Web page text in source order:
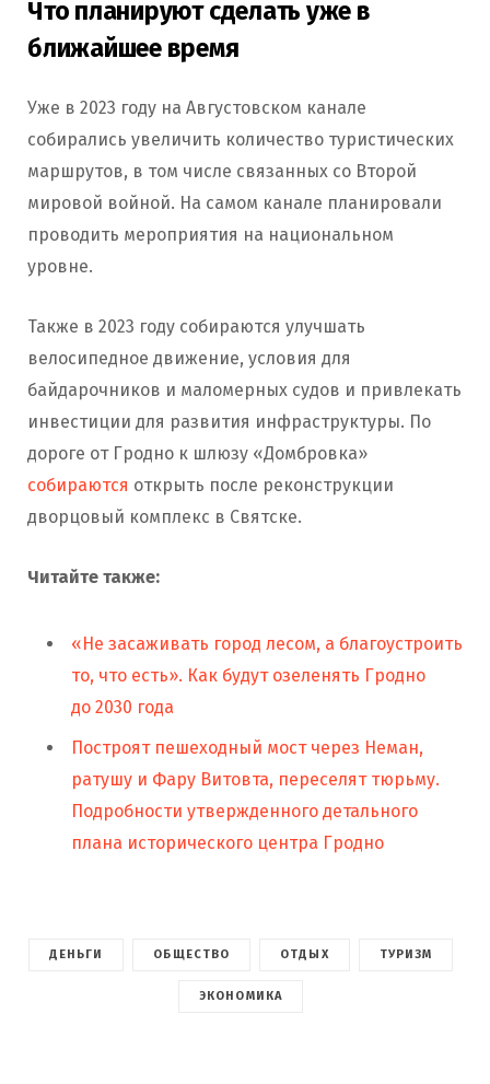
Что планируют сделать уже в
ближайшее время
Уже в 2023 году на Августовском канале
собирались увеличить количество туристических
маршрутов, в том числе связанных со Второй
мировой войной. На самом канале планировали
проводить мероприятия на национальном
уровне.
Также в 2023 году собираются улучшать
велосипедное движение, условия для
байдарочников и маломерных судов и привлекать
инвестиции для развития инфраструктуры. По
дороге от Гродно к шлюзу «Домбровка»
собираются открыть после реконструкции
дворцовый комплекс в Святске.
Читайте также:
«Не засаживать город лесом, а благоустроить
то, что есть». Как будут озеленять Гродно
до 2030 года
Построят пешеходный мост через Неман,
ратушу и Фару Витовта, переселят тюрьму.
Подробности утвержденного детального
плана исторического центра Гродно
ДЕНЬГИ ОБЩЕСТВО ОТДЫХ ТУРИЗМ
ЭКОНОМИКА